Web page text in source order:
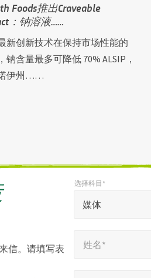
Foods推出Craveable
：钠溶液……
新创新技术在保持市场性能的
钠含量最多可降低 70% ALSIP，
伊州……
信。请填写表
媒体
选择科目*
姓名*